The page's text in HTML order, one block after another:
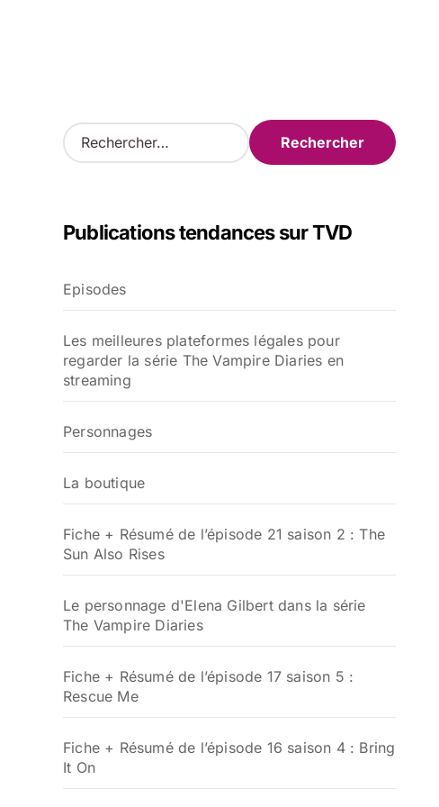
R
e
r
e
r
:
Publications tendances sur TVD
Episodes
Les meilleures plateformes légales pour
regarder la série The Vampire Diaries en
streaming
Personnages
La boutique
Fiche + Résumé de l’épisode 21 saison 2 : The
Sun Also Rises
Le personnage d'Elena Gilbert dans la série
The Vampire Diaries
Fiche + Résumé de l’épisode 17 saison 5 :
Rescue Me
Fiche + Résumé de l’épisode 16 saison 4 : Bring
It On